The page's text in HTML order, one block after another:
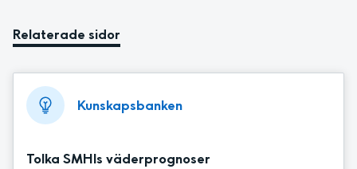
Relaterade sidor
Kunskapsbanken
Tolka SMHIs väderprognoser